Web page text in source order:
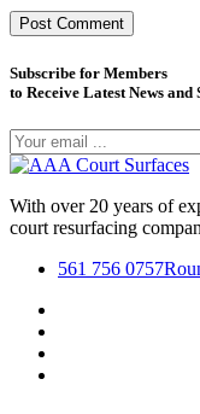
Subscribe for Members
to Receive Latest News and
With over 20 years of
court resurfacing
561 756 0757